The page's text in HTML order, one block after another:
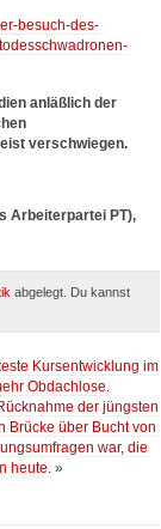
besuch-des-
anläßlich der
verschwiegen.
Arbeiterpartei PT),
abgelegt. Du kannst
Kursentwicklung im
Obdachlose.
der jüngsten
Brücke über Bucht von
war, die
heute. »